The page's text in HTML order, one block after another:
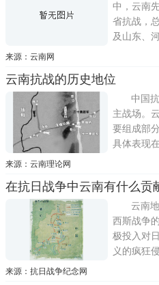
中，云南
省抗战，
及山东、
来源：云南网
云南抗战的历史地位
中国
主战场。
要组成部
具体表现
来源：云南理论网
在抗日战争中云南有什么贡
云南
西斯战争
极投入对
义的疯狂
来源：抗日战争纪念网